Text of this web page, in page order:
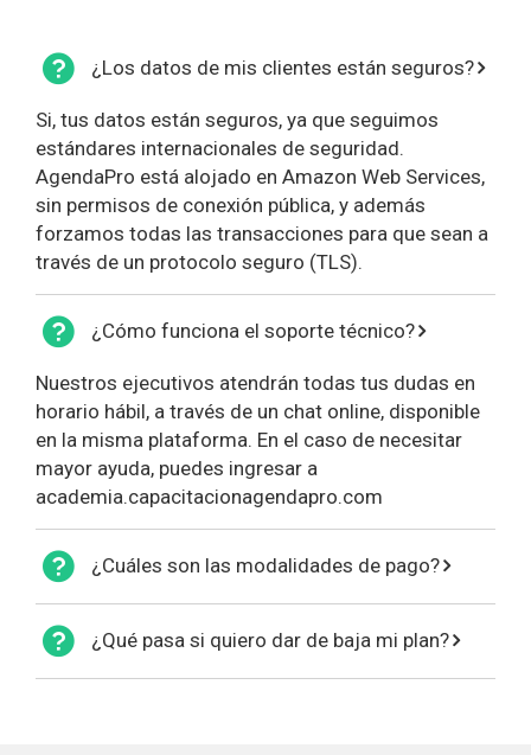
¿Los datos de mis clientes están seguros?
Si, tus datos están seguros, ya que seguimos
estándares internacionales de seguridad.
AgendaPro está alojado en Amazon Web Services,
sin permisos de conexión pública, y además
forzamos todas las transacciones para que sean a
través de un protocolo seguro (TLS).
¿Cómo funciona el soporte técnico?
Nuestros ejecutivos atendrán todas tus dudas en
horario hábil, a través de un chat online, disponible
en la misma plataforma. En el caso de necesitar
mayor ayuda, puedes ingresar a
academia.capacitacionagendapro.com
¿Cuáles son las modalidades de pago?
¿Qué pasa si quiero dar de baja mi plan?